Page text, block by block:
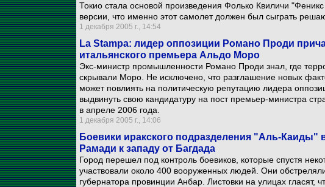
Токио стала основой произведения Фолько Квиличи
версии, что именно этот самолет должен был сыграть
1 декабря 2005 г., 14:54
La Stampa: лидер оппозиции Романо Проди
итальянского премьера Альдо Моро
Экс-министр промышленности Романо Проди знал, где
скрывали Моро. Не исключено, что разглашение новых
может повлиять на политическую репутацию лидера
выдвинуть свою кандидатуру на пост премьер-министра
в апреле 2006 года.
1 декабря 2005 г., 14:06
Боевики иракского подразделения "Аль-Каиды"
Рамади к западу от Багдада
Город перешел под контроль боевиков, которые спустя
участвовали около 400 вооруженных людей. Они
губернатора провинции Анбар. Листовки на улицах гласят,